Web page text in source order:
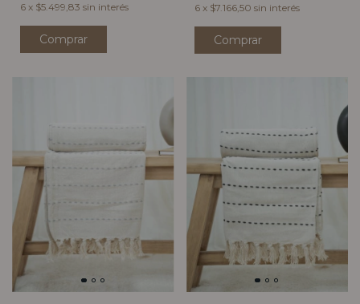
6 x $5.499,83 sin interés 6 x $7.166,50 sin interés